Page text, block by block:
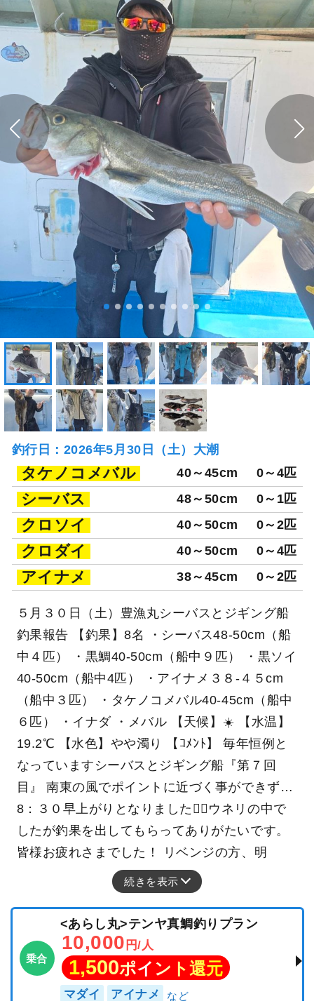
釣行日：2026年5月30日（土）大潮
タケノコメバル 40～45cm 0～4匹
シーバス 48～50cm 0～1匹
クロソイ 40～50cm 0～2匹
クロダイ 40～50cm 0～4匹
アイナメ 38～45cm 0～2匹
５月３０日（土）豊漁丸シーバスとジギング船
釣果報告 【釣果】8名 ・シーバス48-50cm（船
中４匹） ・黒鯛40-50cm（船中９匹） ・黒ソイ
40-50cm（船中4匹） ・アイナメ３８-４５cm
（船中３匹） ・タケノコメバル40-45cm（船中
６匹） ・イナダ ・メバル 【天候】☀️ 【水温】
19.2℃ 【水色】やや濁り 【ｺﾒﾝﾄ】 毎年恒例と
なっていますシーバスとジギング船『第７回
目』 南東の風でポイントに近づく事ができず…
8：３０早上がりとなりました🙇‍♀️ウネリの中で
したが釣果を出してもらってありがたいです。
皆様お疲れさまでした！ リベンジの方、明
続きを表示
乗合
<あらし丸>テンヤ真鯛釣りプラン
10,000 円/人
1,500ポイント還元
マダイ アイナメ